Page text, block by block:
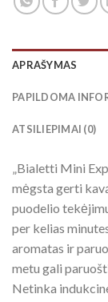
APRAŠYMAS
PAPILDOMA
ATSILIEPIMAI (0)
„Bialetti Mini
mėgsta gerti
puodelio
per kelias
aromatas ir
metu gali
Netinka